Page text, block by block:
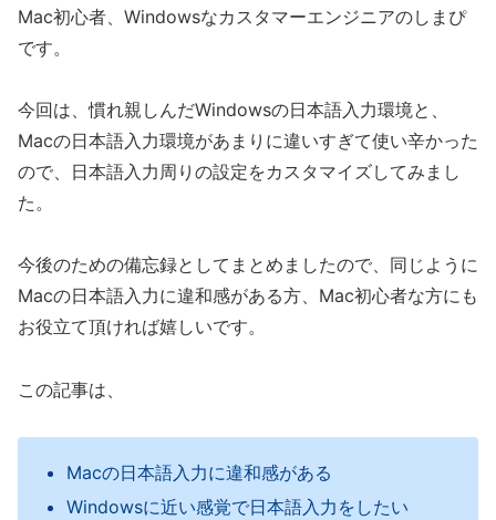
Mac初心者、Windowsなカスタマーエンジニアのしまぴ
です。
今回は、慣れ親しんだWindowsの日本語入力環境と、
Macの日本語入力環境があまりに違いすぎて使い辛かった
ので、日本語入力周りの設定をカスタマイズしてみまし
た。
今後のための備忘録としてまとめましたので、同じように
Macの日本語入力に違和感がある方、Mac初心者な方にも
お役立て頂ければ嬉しいです。
この記事は、
Macの日本語入力に違和感がある
Windowsに近い感覚で日本語入力をしたい